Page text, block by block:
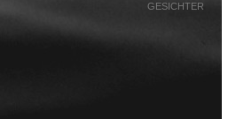
GESICHTER